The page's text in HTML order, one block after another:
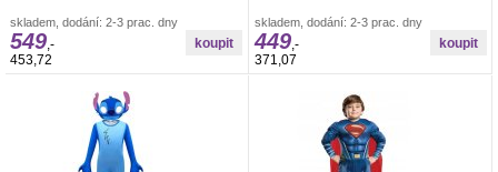
Spider-Mana, jednoho
skladem, dodání: 2-3 prac. dny
549,-
453,72
skladem, dodání: 2-3 prac. dny
449,-
371,07